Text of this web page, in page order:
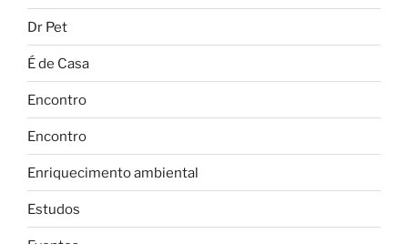
Dr Pet
É de Casa
Encontro
Encontro
Enriquecimento ambiental
Estudos